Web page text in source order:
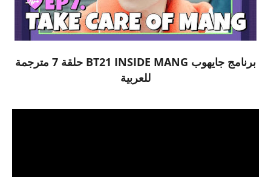
برنامج جايهوب BT21 INSIDE MANG حلقة 7 مترجمة
للعربية